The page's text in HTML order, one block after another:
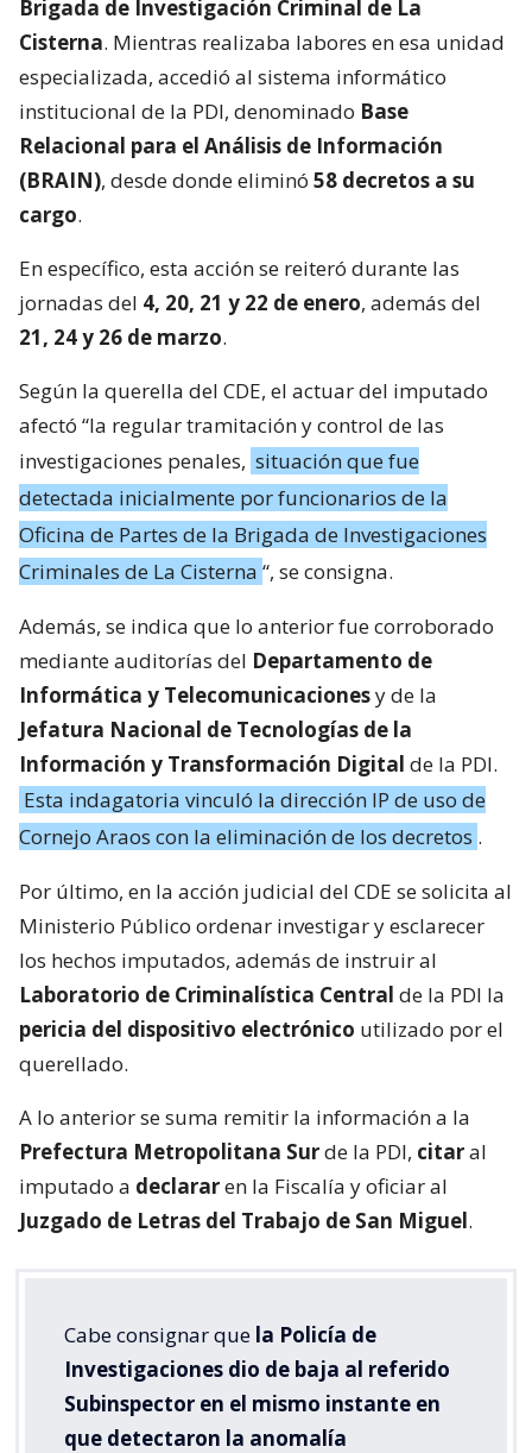
Brigada de Investigación Criminal de La
Cisterna. Mientras realizaba labores en esa unidad
especializada, accedió al sistema informático
institucional de la PDI, denominado Base
Relacional para el Análisis de Información
(BRAIN), desde donde eliminó 58 decretos a su
cargo.
En específico, esta acción se reiteró durante las
jornadas del 4, 20, 21 y 22 de enero, además del
21, 24 y 26 de marzo.
Según la querella del CDE, el actuar del imputado
afectó “la regular tramitación y control de las
investigaciones penales, situación que fue
detectada inicialmente por funcionarios de la
Oficina de Partes de la Brigada de Investigaciones
Criminales de La Cisterna “, se consigna.
Además, se indica que lo anterior fue corroborado
mediante auditorías del Departamento de
Informática y Telecomunicacionesy de la
Jefatura Nacional de Tecnologías de la
Información y Transformación Digital de la PDI.
Esta indagatoria vinculó la dirección IP de uso de
Cornejo Araos con la eliminación de los decretos .
Por último, en la acción judicial del CDE se solicita al
Ministerio Público ordenar investigar y esclarecer
los hechos imputados, además de instruir al
Laboratorio de Criminalística Central de la PDI la
pericia del dispositivo electrónico utilizado por el
querellado.
A lo anterior se suma remitir la información a la
Prefectura Metropolitana Surde la PDI, citaral
imputado a declararen la Fiscalía y oficiar al
Juzgado de Letras del Trabajo de San Miguel.
Cabe consignar que la Policía de
Investigaciones dio de baja al referido
Subinspector en el mismo instante en
que detectaron la anomalía